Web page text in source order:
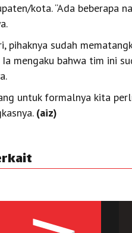
kota. “Ada beberapa
pihaknya sudah
Ia mengaku bahwa tim ini
untuk formalnya kita
(aiz)